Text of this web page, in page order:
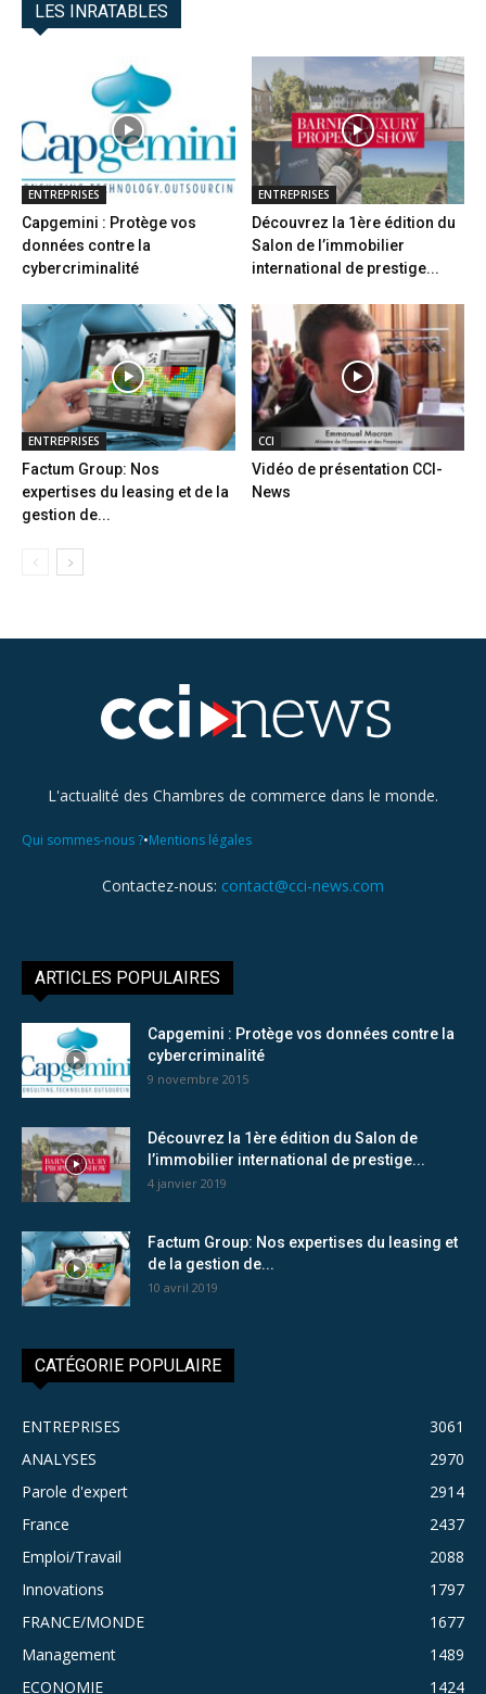
LES INRATABLES
ENTREPRISES
Capgemini : Protège vos
données contre la
cybercriminalité
ENTREPRISES
Découvrez la 1ère édition du
Salon de l’immobilier
international de prestige...
ENTREPRISES
Factum Group: Nos
expertises du leasing et de la
gestion de...
CCI
Vidéo de présentation CCI-
News
L'actualité des Chambres de commerce dans le monde.
Qui sommes-nous ?•Mentions légales
Contactez-nous: contact@cci-news.com
ARTICLES POPULAIRES
Capgemini : Protège vos données contre la
cybercriminalité
9 novembre 2015
Découvrez la 1ère édition du Salon de
l’immobilier international de prestige...
4 janvier 2019
Factum Group: Nos expertises du leasing et
de la gestion de...
10 avril 2019
CATÉGORIE POPULAIRE
ENTREPRISES
3061
ANALYSES
2970
Parole d'expert
2914
France
2437
Emploi/Travail
2088
Innovations
1797
FRANCE/MONDE
1677
Management
1489
ECONOMIE
1424